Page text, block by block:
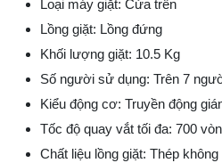
Loại máy giặt: Cửa trên
Lồng giặt: Lồng đứng
Khối lượng giặt: 10.5 Kg
Số người sử dụng: Trên 7
Kiểu động cơ: Truyền động
Tốc độ quay vắt tối đa: 700
Chất liệu lồng giặt: Thép không